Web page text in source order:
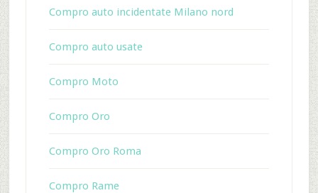
Compro auto incidentate Milano nord
Compro auto usate
Compro Moto
Compro Oro
Compro Oro Roma
Compro Rame